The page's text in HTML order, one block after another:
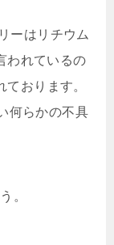
ーはリチウム
われているの
おります。
何らかの不具
。